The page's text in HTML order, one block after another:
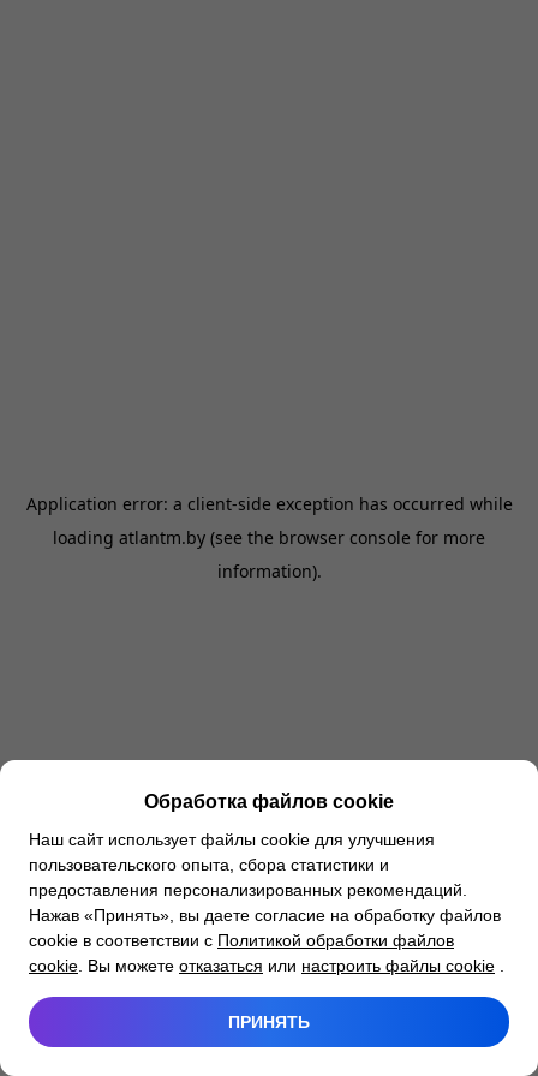
Application error: a client-side exception has occurred while
loading atlantm.by (see the browser console for more
information).
Обработка файлов cookie
Наш сайт использует файлы cookie для улучшения
пользовательского опыта, сбора статистики и
предоставления персонализированных рекомендаций.
Нажав «Принять», вы даете согласие на обработку файлов
cookie в соответствии с Политикой обработки файлов
cookie . Вы можете отказаться или настроить файлы cookie
ПРИНЯТЬ